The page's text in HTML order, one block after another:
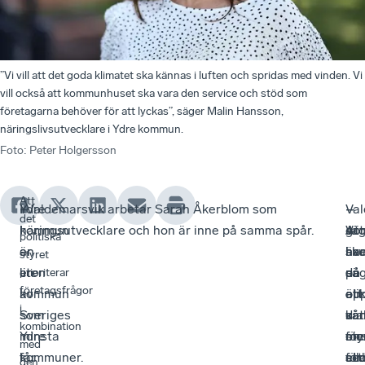
”Vi vill att det goda klimatet ska kännas i luften och spridas med vinden. Vi
vill också att kommunhuset ska vara den service och stöd som
företagarna behöver för att lyckas”, säger Malin Hansson,
näringslivsutvecklare i Ydre kommun.
Foto: Peter Holgersson
Ydre
kommun
är
en
av
Sveriges
minsta
kommuner.
–
I
en
liten
kommun
som
Ydre
får
Att
det
politiska
styret
prioriterar
företagsfrågor
i
kombination
med
den
I Valdemarsvik arbetar Sarah Åkerblom som
näringsutvecklare och hon är inne på samma spår.
–
Att
ha
en
om
gör
de
ett
ett
–
Jag
att
–
Vi
har
på